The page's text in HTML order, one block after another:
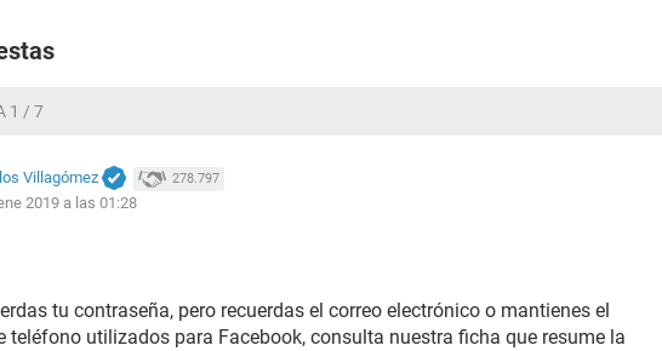
1 / 7
Villagómez 278.797
2019 a las 01:28
tu contraseña, pero recuerdas el correo electrónico o mantienes el
teléfono utilizados para Facebook, consulta nuestra ficha que resume la